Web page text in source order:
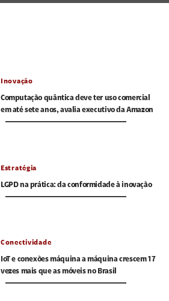
Inovação
Computação quântica deve ter uso comercial
em até sete anos, avalia executivo da Amazon
Estratégia
LGPD na prática: da conformidade à inovação
Conectividade
IoT e conexões máquina a máquina crescem 17
vezes mais que as móveis no Brasil